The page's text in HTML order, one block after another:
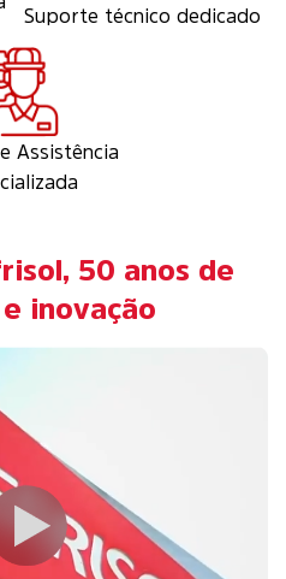
Suporte técnico dedicado
Assistência
50 anos de
inovação